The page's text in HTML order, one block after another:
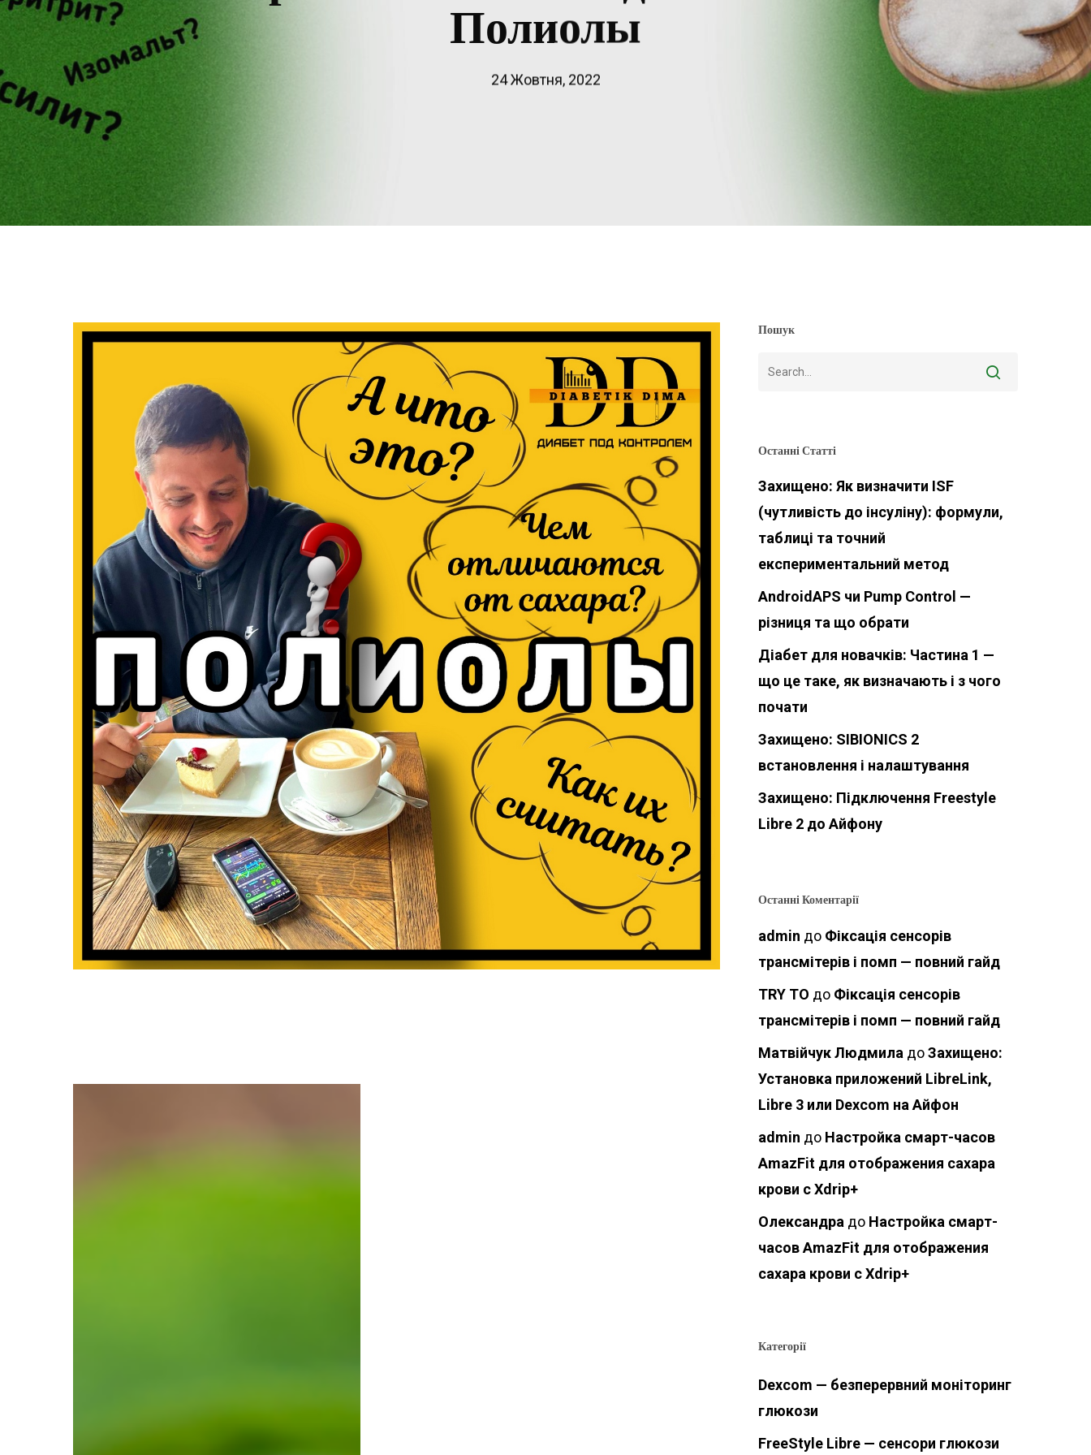
Полиолы
24 Жовтня, 2022
Пошук
Останні Статті
Захищено: Як визначити ISF
(чутливість до інсуліну): формули,
таблиці та точний
експериментальний метод
AndroidAPS чи Pump Control —
різниця та що обрати
Діабет для новачків: Частина 1 —
що це таке, як визначають і з чого
почати
Захищено: SIBIONICS 2
встановлення і налаштування
Захищено: Підключення Freestyle
Libre 2 до Айфону
Останні Коментарії
admin до Фіксація сенсорів
трансмітерів і помп — повний гайд
TRY TO до Фіксація сенсорів
трансмітерів і помп — повний гайд
Матвійчук Людмила доЗахищено:
Установка приложений LibreLink,
Libre 3 или Dexcom на Айфон
admin до Настройка смарт-часов
AmazFit для отображения сахара
крови с Xdrip+
Олександра до Настройка смарт-
часов AmazFit для отображения
сахара крови с Xdrip+
Категорії
Dexcom — безперервний моніторинг
глюкози
FreeStyle Libre — сенсори глюкози